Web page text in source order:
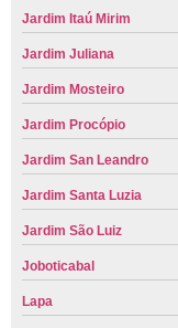
Jardim Itaú Mirim
Jardim Juliana
Jardim Mosteiro
Jardim Procópio
Jardim San Leandro
Jardim Santa Luzia
Jardim São Luiz
Joboticabal
Lapa